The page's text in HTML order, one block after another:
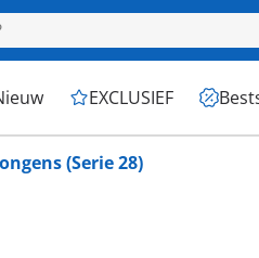
EXCLUSIEF
(Serie 28)